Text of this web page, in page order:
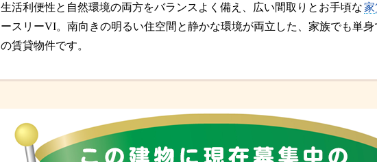
生活利便性と自然環境の両方をバランスよく備え、広い間取りとお手頃な家
ースリーVI。南向きの明るい住空間と静かな環境が両立した、家族でも単
の賃貸物件です。